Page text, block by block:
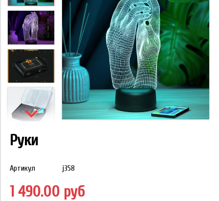
Руки
Артикул j358
1 490.00 руб